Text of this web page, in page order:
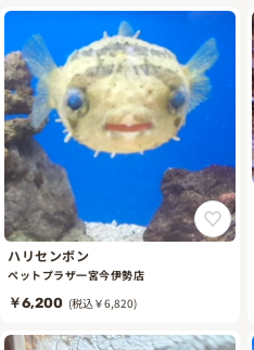
ハリセンボン
ペットプラザ一宮今伊勢店
￥6,200 (税込￥6,820)